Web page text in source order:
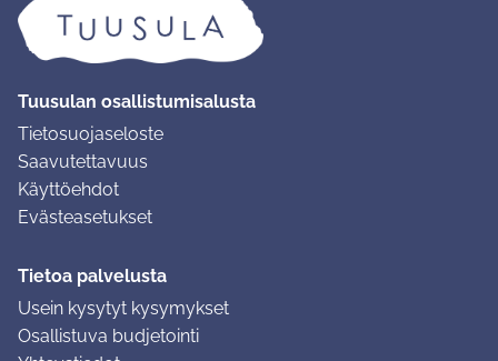
Tuusulan osallistumisalusta
Tietosuojaseloste
Saavutettavuus
Käyttöehdot
Evästeasetukset
Tietoa palvelusta
Usein kysytyt kysymykset
Osallistuva budjetointi